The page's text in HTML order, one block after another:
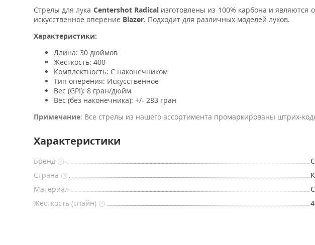
Стрелы для лука Centershot Radical изготовлены из 100% карбона и
искусственное оперение Blazer. Подходит для различных моделей луков.
Характеристики:
Длина: 30 дюймов
Жесткость: 400
Комплектность: С наконечником
Тип оперения: Искусственное
Вес (GPI): 8 гран/дюйм
Вес (без наконечника): +/- 283 гран
Примечание: Все стрелы из нашего ассортимента промаркированы штрих-
Характеристики
Бренд ?
Страна
?
Материал
Жесткость (спайн) ?